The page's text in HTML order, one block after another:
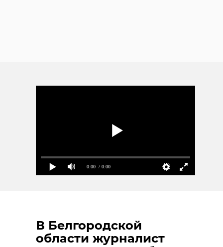
0:00 / 0:00
В Белгородской
области журналист